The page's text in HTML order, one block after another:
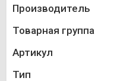
Производитель
Товарная группа
Артикул
Тип